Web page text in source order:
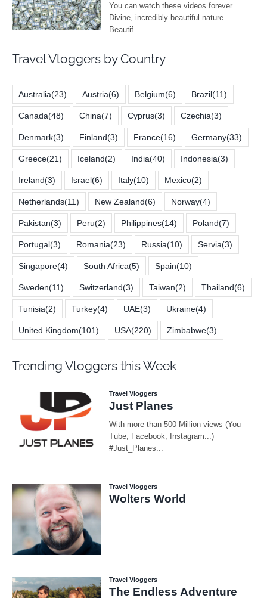
Travel Vloggers by Country
Australia(23) Austria(6) Belgium(6) Brazil(11)
Canada(48) China(7) Cyprus(3) Czechia(3)
Denmark(3) Finland(3) France(16) Germany(33)
Greece(21) Iceland(2) India(40) Indonesia(3)
Ireland(3) Israel(6) Italy(10) Mexico(2)
Netherlands(11) New Zealand(6) Norway(4)
Pakistan(3) Peru(2) Philippines(14) Poland(7)
Portugal(3) Romania(23) Russia(10) Servia(3)
Singapore(4) South Africa(5) Spain(10)
Sweden(11) Switzerland(3) Taiwan(2) Thailand(6)
Tunisia(2) Turkey(4) UAE(3) Ukraine(4)
United Kingdom(101) USA(220) Zimbabwe(3)
Trending Vloggers this Week